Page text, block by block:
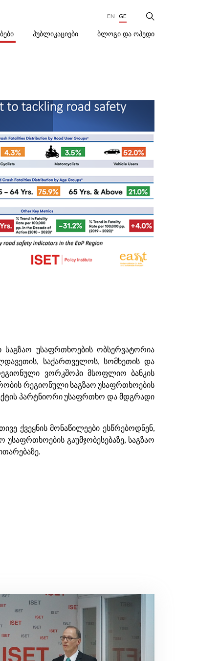
EN GE
ᲞᲣᲑᲚᲘᲙᲐᲪᲘᲔᲑᲘ ᲑᲚᲝᲒᲘ ᲓᲐ ᲝᲞᲔᲓᲘ
უსაფრთხოების ობსერვატორია
საქართველოს, სომხეთის და
ვორკშოპი მსოფლიო ბანკის
რეგიონული საგზაო უსაფრთხოების
პარტნიორი უსაფრთხო და მდგრადი
ქვეყნის მონაწილეები ესწრებოდნენ,
გაუმჯობესებაზე, საგზაო